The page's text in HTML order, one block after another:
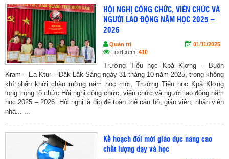
HỘI NGHỊ CÔNG CHỨC, VIÊN CHỨC VÀ
NGƯỜI LAO ĐỘNG NĂM HỌC 2025 –
2026
Quản trị
01/11/2025
Lượt xem: 410
Trường Tiểu học Kpă Klơng – Buôn
Kram – Ea Ktur – Đăk Lăk Sáng ngày 31 tháng 10 năm 2025, trong không
khí phấn khởi chào mừng năm học mới, Trường Tiểu học Kpă Klơng
long trọng tổ chức Hội nghị công chức, viên chức và người lao động năm
học 2025 – 2026. Hội nghị là dịp để toàn thể cán bộ, giáo viên, nhân viên
nhà... ...
Kế hoạch đổi mới giáo dục nâng cao
chất lượng dạy và học